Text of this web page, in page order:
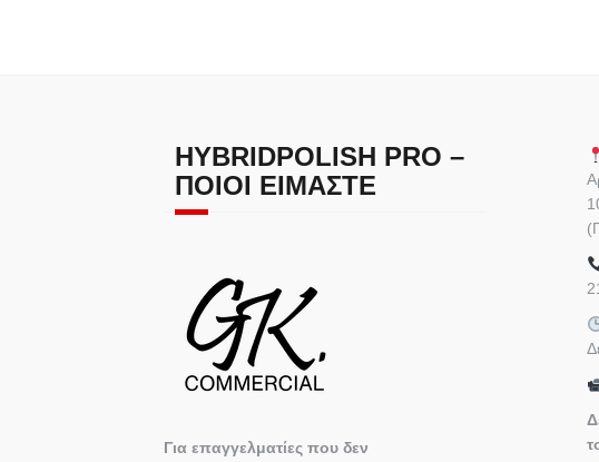
HYBRIDPOLISH PRO –
ΠΟΙΟΙ ΕΊΜΑΣΤΕ
Για επαγγελματίες που δεν